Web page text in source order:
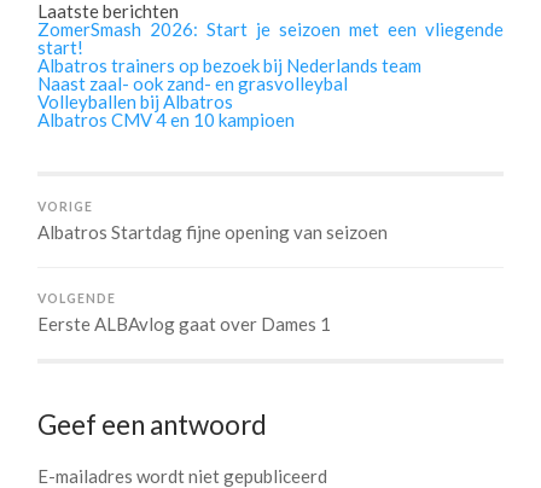
Laatste berichten
ZomerSmash 2026: Start je seizoen met een vliegende
start!
Albatros trainers op bezoek bij Nederlands team
Naast zaal- ook zand- en grasvolleybal
Volleyballen bij Albatros
Albatros CMV 4 en 10 kampioen
VORIGE
Albatros Startdag fijne opening van seizoen
VOLGENDE
Eerste ALBAvlog gaat over Dames 1
Geef een antwoord
E-mailadres wordt niet gepubliceerd